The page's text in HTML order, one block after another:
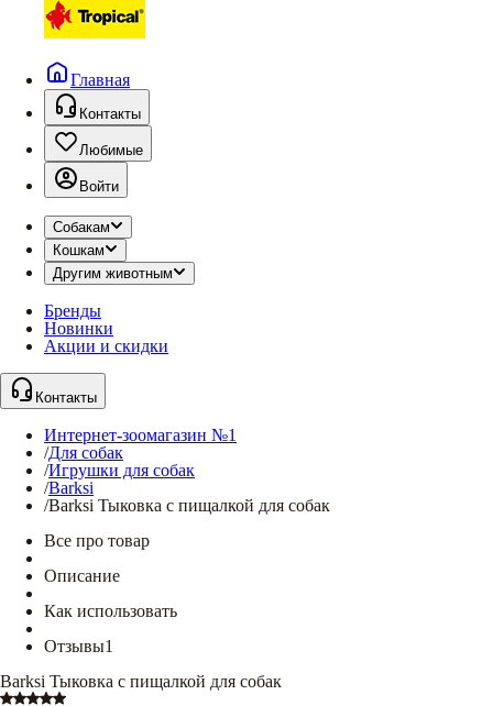
Главная
Контакты
Любимые
Войти
Собакам
Кошкам
Другим животным
Бренды
Новинки
Акции и скидки
Контакты
Интернет-зоомагазин №1
/Для собак
/Игрушки для собак
/Barksi
/Barksi Тыковка с пищалкой для собак
Все про товар
Описание
Как использовать
Отзывы1
Barksi Тыковка с пищалкой для собак